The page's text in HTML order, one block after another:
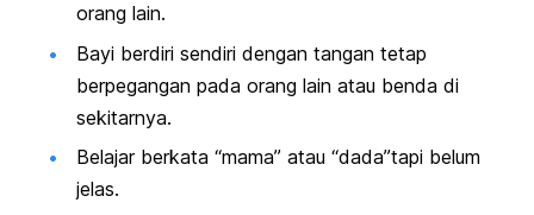
orang lain.
Bayi berdiri sendiri dengan tangan tetap
berpegangan pada orang lain atau benda di
sekitarnya.
Belajar berkata “mama” atau “dada”tapi belum
jelas.